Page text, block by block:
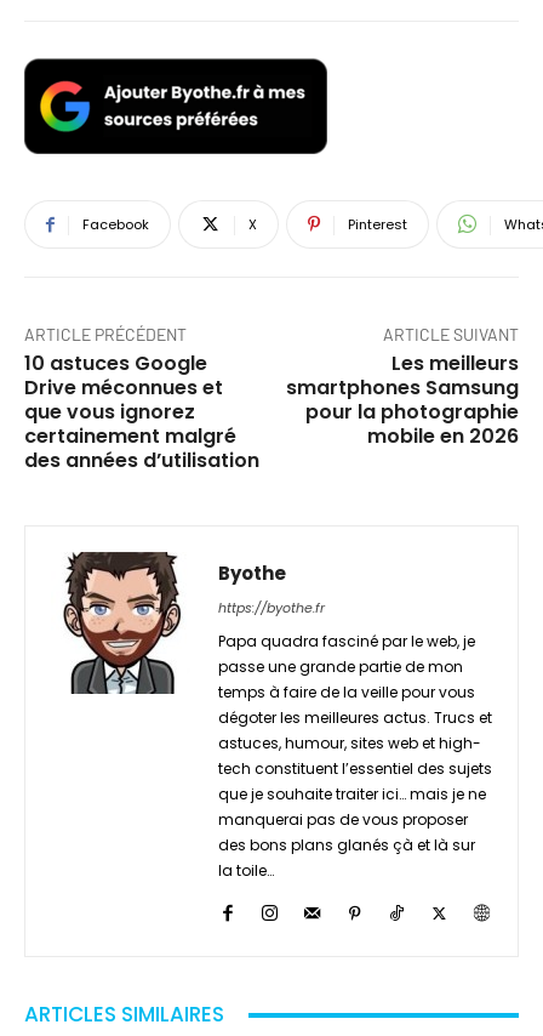
Facebook X Pinterest
ARTICLE PRÉCÉDENT
10 astuces Google
Drive méconnues et
que vous ignorez
certainement malgré
des années d’utilisation
ARTICLE SUIVANT
Les meilleurs
smartphones Samsung
pour la photographie
mobile en 2026
Byothe
https://byothe.fr
Papa quadra fasciné par le web, je
passe une grande partie de mon
temps à faire de la veille pour vous
dégoter les meilleures actus. Trucs et
astuces, humour, sites web et high-
tech constituent l’essentiel des sujets
que je souhaite traiter ici… mais je ne
manquerai pas de vous proposer
des bons plans glanés çà et là sur
la toile…
ARTICLES SIMILAIRES